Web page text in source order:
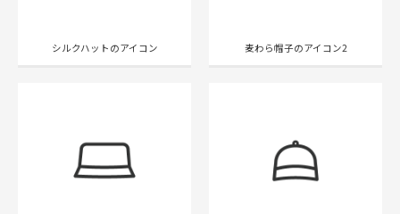
シルクハットのアイコン 麦わら帽子のアイコン2